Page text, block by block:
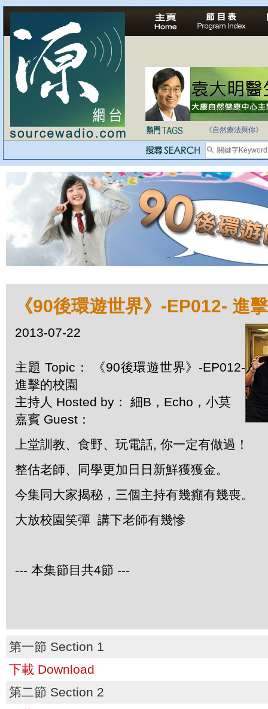
法治社會並不等同
《自然療法與你》
《90後環遊世界》-EP012- 進
2013-07-22
主題 Topic： 《90後環遊世界》-EP012-
進擊的校園
主持人 Hosted by： 細B，Echo，小莫
嘉賓 Guest：
上堂訓教、食野、玩電話, 你一定有做過！
整估老師、同學更加日日新鮮獲獲金。
今集同大家揭秘，三個主持有幾癲有幾喪。
大放校園笑彈 講下老師有幾慘
--- 本集節目共4節 ---
第一節 Section 1
下載 Download
第二節 Section 2